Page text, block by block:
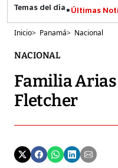
Últimas
Inicio> Panamá> Nacional
NACIONAL
Familia
Fletcher